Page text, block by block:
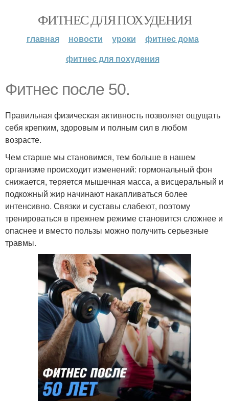
ФИТНЕС ДЛЯ ПОХУДЕНИЯ
главная новости уроки
фитнес дома
фитнес для похудения
Фитнес после 50.
Правильная физическая активность позволяет ощущать
себя крепким, здоровым и полным сил в любом
возрасте.
Чем старше мы становимся, тем больше в нашем
организме происходит изменений: гормональный фон
снижается, теряется мышечная масса, а висцеральный и
подкожный жир начинают накапливаться более
интенсивно. Связки и суставы слабеют, поэтому
тренироваться в прежнем режиме становится сложнее и
опаснее и вместо пользы можно получить серьезные
травмы.